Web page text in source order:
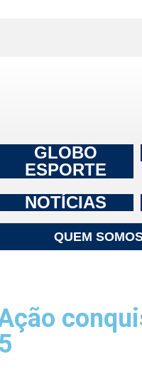
GLOBO
ESPORTE
NOTÍCIAS
QUEM